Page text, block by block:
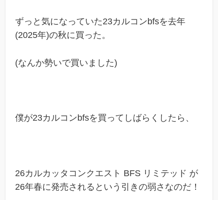
ずっと気になっていた23カルコンbfsを去年
(2025年)の秋に買った。
(なんか勢いで買いました)
僕が23カルコンbfsを買ってしばらくしたら、
26カルカッタコンクエスト BFS リミテッド が
26年春に発売されるという引きの弱さなのだ！